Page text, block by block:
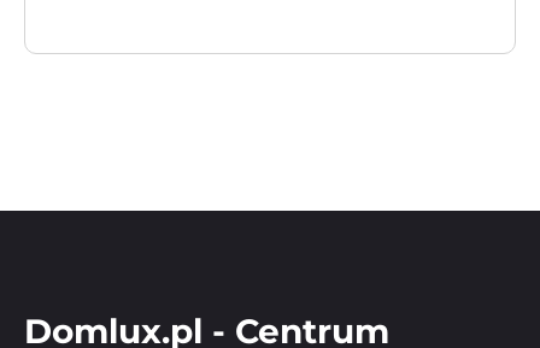
Domlux.pl - Centrum